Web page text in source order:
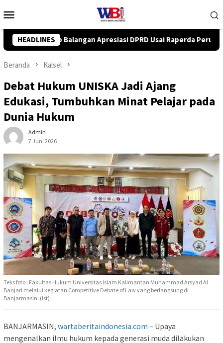
ke
Mobile
HEADLINES
Usai Raperda Perubahan APBD 2026 Resmi Disepakati
Beranda Kalsel
Debat Hukum UNISKA Jadi Ajang
Edukasi, Tumbuhkan Minat Pelajar pada
Dunia Hukum
Admin
7 Juni 2026
Teks foto : Fakultas Hukum Universitas Islam Kalimantan Muhammad Arsyad Al
Banjari melalui kegiatan Competitive Debate of Law yang berlangsung di
Banjarmasin. (Ist)
BANJARMASIN, wartaberitaindonesia.com – Upaya
mengenalkan ilmu hukum kepada generasi muda dilakukan